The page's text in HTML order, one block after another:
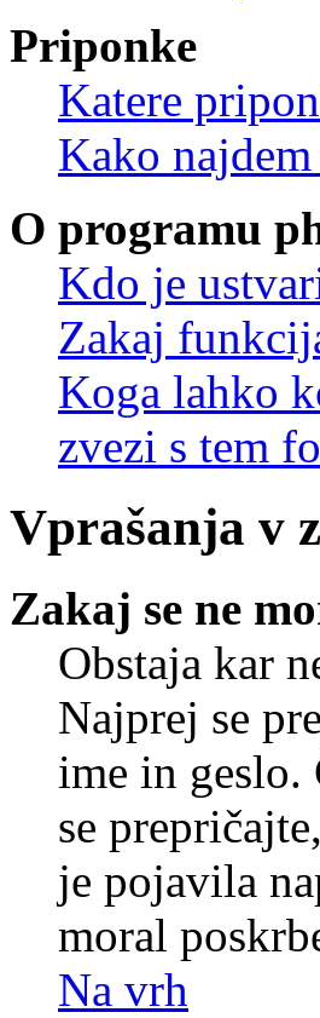
Priponke
Katere
Kako
O programu
Kdo je
Zakaj
Koga lahko
zvezi s tem
Vprašanja v
Zakaj se ne
Obstaja kar
Najprej se
ime in geslo.
se
je pojavila
moral
Na vrh